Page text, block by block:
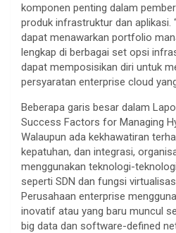
komponen penting dalam
produk infrastruktur dan aplikasi.
dapat menawarkan portfolio
lengkap di berbagai set opsi
dapat memposisikan diri untuk
persyaratan enterprise cloud
Beberapa garis besar dalam
Success Factors for Managing
Walaupun ada kekhawatiran
kepatuhan, dan integrasi,
menggunakan teknologi-
seperti SDN dan fungsi
Perusahaan enterprise
inovatif atau yang baru muncul
big data dan software-defined